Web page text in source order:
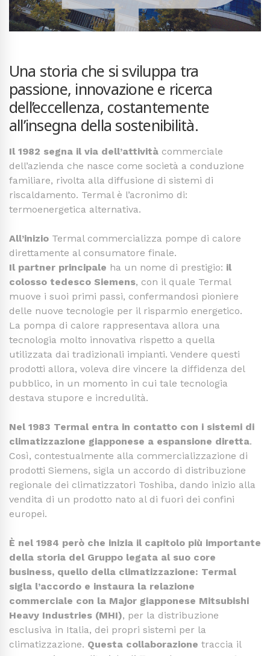
Una storia che si sviluppa tra
passione, innovazione e ricerca
dell’eccellenza, costantemente
all’insegna della sostenibilità.
Il 1982 segna il via dell’attività commerciale
dell’azienda che nasce come società a conduzione
familiare, rivolta alla diffusione di sistemi di
riscaldamento. Termal è l’acronimo di:
termoenergetica alternativa.
All’inizio Termal commercializza pompe di calore
direttamente al consumatore finale.
Il partner principale ha un nome di prestigio: il
colosso tedesco Siemens, con il quale Termal
muove i suoi primi passi, confermandosi pioniere
delle nuove tecnologie per il risparmio energetico.
La pompa di calore rappresentava allora una
tecnologia molto innovativa rispetto a quella
utilizzata dai tradizionali impianti. Vendere questi
prodotti allora, voleva dire vincere la diffidenza del
pubblico, in un momento in cui tale tecnologia
destava stupore e incredulità.
Nel 1983 Termal entra in contatto con i sistemi di
climatizzazione giapponese a espansione diretta.
Così, contestualmente alla commercializzazione di
prodotti Siemens, sigla un accordo di distribuzione
regionale dei climatizzatori Toshiba, dando inizio alla
vendita di un prodotto nato al di fuori dei confini
europei.
È nel 1984 però che inizia il capitolo più importante
della storia del Gruppo legata al suo core
business, quello della climatizzazione: Termal
sigla l’accordo e instaura la relazione
commerciale con la Major giapponese Mitsubishi
Heavy Industries (MHI), per la distribuzione
esclusiva in Italia, dei propri sistemi per la
climatizzazione. Questa collaborazione traccia il